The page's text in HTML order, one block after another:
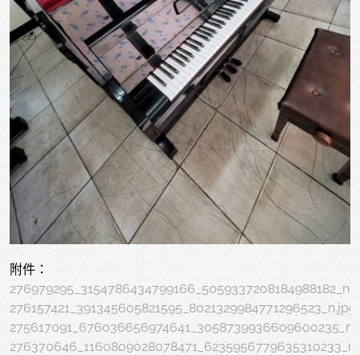
附件：
276157421_391345605821595_8021329984771296523_n.jpg